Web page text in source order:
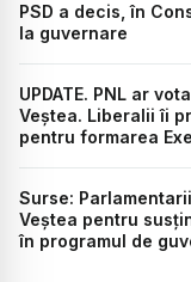
PSD a decis, în
la guvernare
UPDATE. PNL ar
Veștea. Liberalii îi
pentru formarea
Surse:
Veștea pentru
în programul de